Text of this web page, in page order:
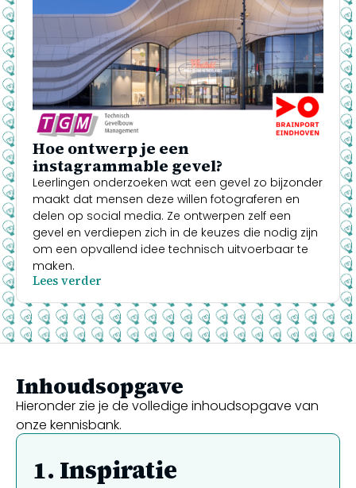
Hoe ontwerp je een
instagrammable gevel?
Leerlingen onderzoeken wat een gevel zo bijzonder
maakt dat mensen deze willen fotograferen en
delen op social media. Ze ontwerpen zelf een
gevel en verdiepen zich in de keuzes die nodig zijn
om een opvallend idee technisch uitvoerbaar te
maken.
Lees verder
Inhoudsopgave
Hieronder zie je de volledige inhoudsopgave van
onze kennisbank.
1. Inspiratie